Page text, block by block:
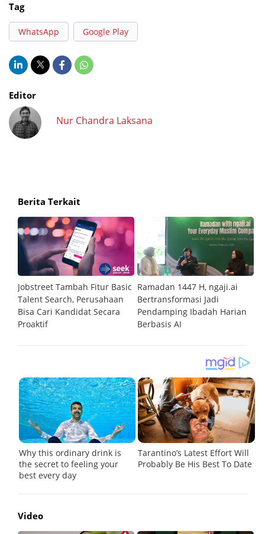
Tag
WhatsApp Google Play
Editor
Nur Chandra Laksana
Berita Terkait
Jobstreet Tambah Fitur Basic
Talent Search, Perusahaan
Bisa Cari Kandidat Secara
Proaktif
Ramadan 1447 H, ngaji.ai
Bertransformasi Jadi
Pendamping Ibadah Harian
Berbasis AI
Video